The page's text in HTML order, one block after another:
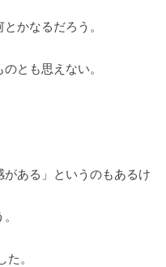
かなるだろう。
とも思えない。
がある」というのもあるけ
。